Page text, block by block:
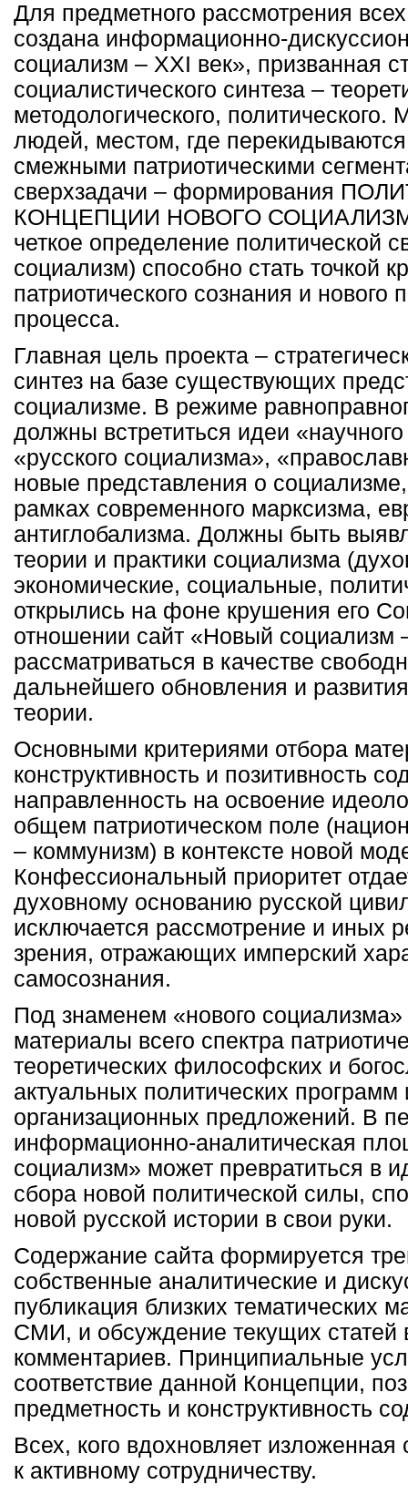
Для предметного рассмотрения
создана информационно-
социализм – XXI век», призванная
социалистического синтеза –
методологического,
людей, местом, где
смежными патриотическими
сверхзадачи – формирования
КОНЦЕПЦИИ НОВОГО
четкое определение политической
социализм) способно стать точкой
патриотического сознания и нового
процесса.
Главная цель проекта –
синтез на базе существующих
социализме. В режиме
должны встретиться идеи
«русского социализма»,
новые представления о
рамках современного марксизма,
антиглобализма. Должны быть
теории и практики социализма
экономические, социальные,
открылись на фоне крушения его
отношении сайт «Новый социализм
рассматриваться в качестве
дальнейшего обновления и
теории.
Основными критериями отбора
конструктивность и позитивность
направленность на освоение
общем патриотическом поле
– коммунизм) в контексте новой
Конфессиональный приоритет
духовному основанию русской
исключается рассмотрение и иных
зрения, отражающих имперский
самосознания.
Под знаменем «нового
материалы всего спектра
теоретических философских и
актуальных политических программ
организационных предложений. В
информационно-аналитическая
социализм» может превратиться в
сбора новой политической силы,
новой русской истории в свои руки.
Содержание сайта формируется
собственные аналитические и
публикация близких тематических
СМИ, и обсуждение текущих статей
комментариев. Принципиальные
соответствие данной Концепции,
предметность и конструктивность
Всех, кого вдохновляет изложенная
к активному сотрудничеству.